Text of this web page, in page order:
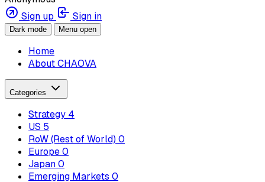
Sign up
Sign in
Dark mode Menu open
Home
About CHAOVA
Categories
Strategy 4
US 5
RoW (Rest of World) 0
Europe0
Japan0
Emerging Markets 0